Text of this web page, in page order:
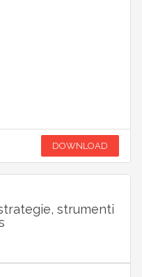
DOWNLOAD
strumenti